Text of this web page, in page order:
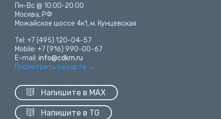
Пн-Вс @ 10:00-20:00
Москва, РФ
Можайское шоссе 4к1, м. Кунцевская
Tel: +7 (495) 120-04-57
Mobile: +7 (916) 990-00-67
E-mail: info@cdkrn.ru
Посмотреть на карте →
 Напишите в MAX
 Напишите в TG